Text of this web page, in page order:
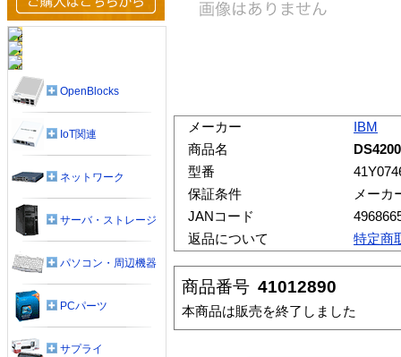
メーカー
IBM
商品名
型番
保証条件
メーカ
JANコード
返品について
特定商
商品番号 41012890
本商品は販売を終了しました
OpenBlocks
IoT関連
ネットワーク
サーバ・ストレージ
パソコン・周辺機器
PCパーツ
サプライ